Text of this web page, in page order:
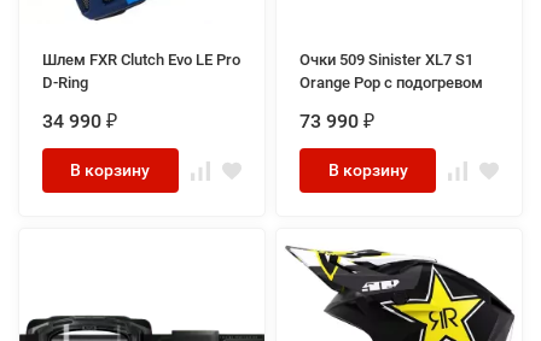
Шлем FXR Clutch Evo LE Pro
D-Ring
34 990 ₽
В корзину
Очки 509 Sinister XL7 S1
Orange Pop с подогревом
73 990 ₽
В корзину